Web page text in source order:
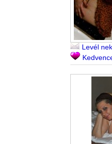
Levél